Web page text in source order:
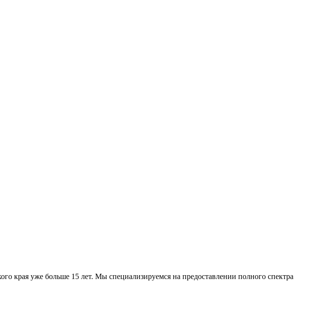
уже больше 15 лет. Мы специализируемся на предоставлении полного спектра